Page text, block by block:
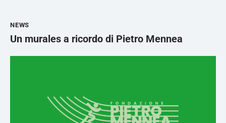
NEWS
Un murales a ricordo di Pietro Mennea